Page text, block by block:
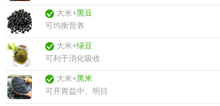
大米+黑豆
可均衡营养
大米+绿豆
可利于消化吸收
大米+黑米
可开胃益中、明目